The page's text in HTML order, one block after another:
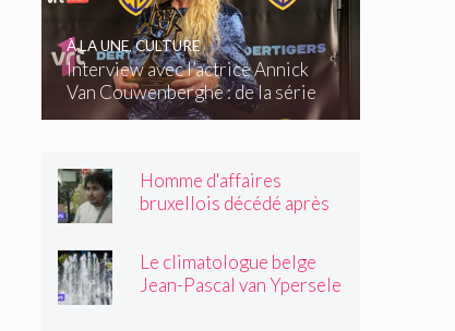
Interview avec l’actrice Annick
Van Couwenberghe : de la série
télévisée Dertigers au court-
À LA UNE,CULTURE
Homme d'affaires
bruxellois décédé après
son passage, il souriait
toujours »
Le climatologue belge
Jean-Pascal van Ypersele